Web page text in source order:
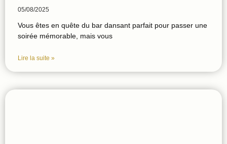
05/08/2025
Vous êtes en quête du bar dansant parfait pour passer une
soirée mémorable, mais vous
Lire la suite »